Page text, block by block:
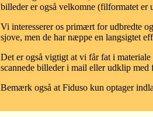
billeder er også velkomne (filformatet
Vi interesserer os primært for udbredte
sjove, men de har næppe en langsigtet
Det er også vigtigt at vi får fat i
scannede billeder i mail eller udklip
Bemærk også at Fiduso kun optager